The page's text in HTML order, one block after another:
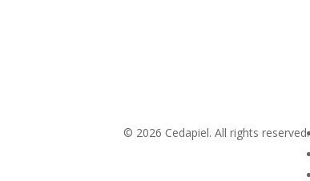
© 2026 Cedapiel. All rights reserved.